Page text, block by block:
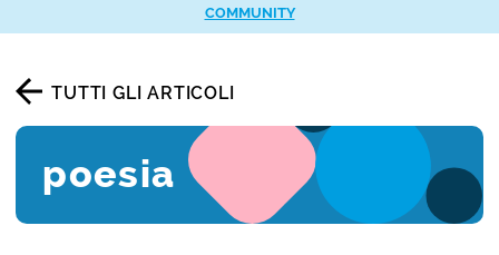
TUTTI GLI ARTICOLI
poesia
COMMUNITY